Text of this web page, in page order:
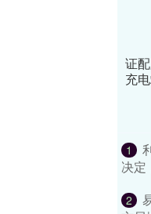
证
充
1
决定
2